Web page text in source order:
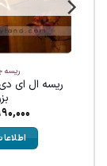
ریسه
ریسه ال ای
تومان •